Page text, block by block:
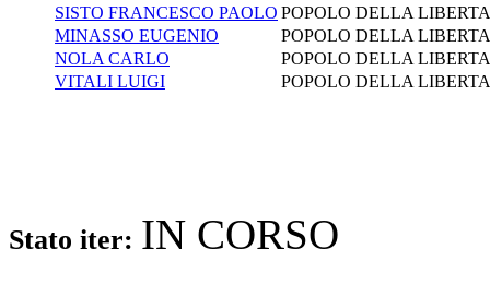
SISTO FRANCESCO PAOLO POPOLO DELLA
MINASSO EUGENIO
POPOLO DELLA
NOLA CARLO
POPOLO DELLA
VITALI LUIGI
POPOLO DELLA
Stato iter: IN CORSO